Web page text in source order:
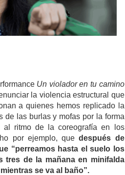
Un violador en tu camino
la violencia estructural que
a quienes hemos replicado la
de las burlas y mofas por la forma
al ritmo de la coreografía en los
por ejemplo, quedespués de
“perreamos hasta el suelo los
tres de la mañana en minifalda
se va al baño”.